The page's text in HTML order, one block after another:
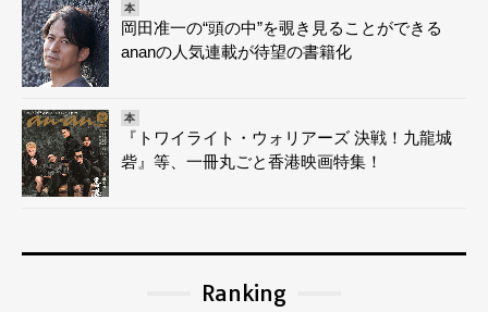
本
岡田准一の“頭の中”を覗き見ることができる
ananの人気連載が待望の書籍化
本
『トワイライト・ウォリアーズ 決戦！九龍城
砦』等、一冊丸ごと香港映画特集！
Ranking